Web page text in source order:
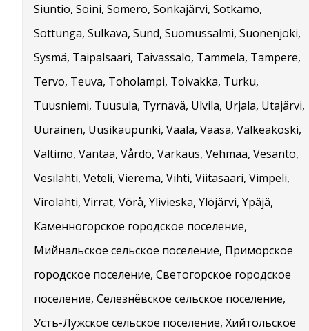
Siuntio, Soini, Somero, Sonkajärvi, Sotkamo,
Sottunga, Sulkava, Sund, Suomussalmi, Suonenjoki,
Sysmä, Taipalsaari, Taivassalo, Tammela, Tampere,
Tervo, Teuva, Toholampi, Toivakka, Turku,
Tuusniemi, Tuusula, Tyrnävä, Ulvila, Urjala, Utajärvi,
Uurainen, Uusikaupunki, Vaala, Vaasa, Valkeakoski,
Valtimo, Vantaa, Vårdö, Varkaus, Vehmaa, Vesanto,
Vesilahti, Veteli, Vieremä, Vihti, Viitasaari, Vimpeli,
Virolahti, Virrat, Vörå, Ylivieska, Ylöjärvi, Ypäjä,
Каменногорское городское поселение,
Мийнальское сельское поселение, Приморское
городское поселение, Светогорское городское
поселение, Селезнёвское сельское поселение,
Усть-Лужское сельское поселение, Хийтольское